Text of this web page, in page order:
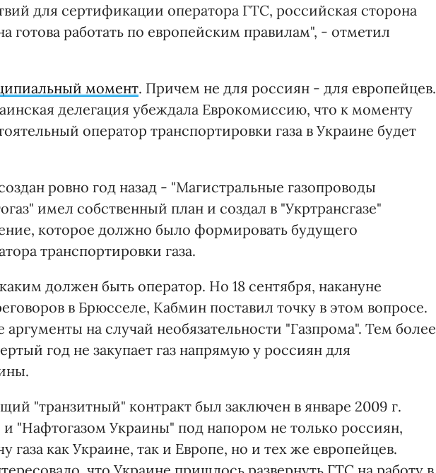
для сертификации оператора ГТС, российская сторона
готова работать по европейским правилам", - отметил
момент. Причем не для россиян - для европейцев.
делегация убеждала Еврокомиссию, что к моменту
оператор транспортировки газа в Украине будет
ровно год назад - "Магистральные газопроводы
имел собственный план и создал в "Укртрансгазе"
которое должно было формировать будущего
транспортировки газа.
должен быть оператор. Но 18 сентября, накануне
в Брюсселе, Кабмин поставил точку в этом вопросе.
на случай необязательности "Газпрома". Тем более
год не закупает газ напрямую у россиян для
"транзитный" контракт был заключен в январе 2009 г.
"Нафтогазом Украины" под напором не только россиян,
газа как Украине, так и Европе, но и тех же европейцев.